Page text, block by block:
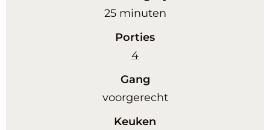
25minuten
minuten
Porties
4
Gang
voorgerecht
Keuken